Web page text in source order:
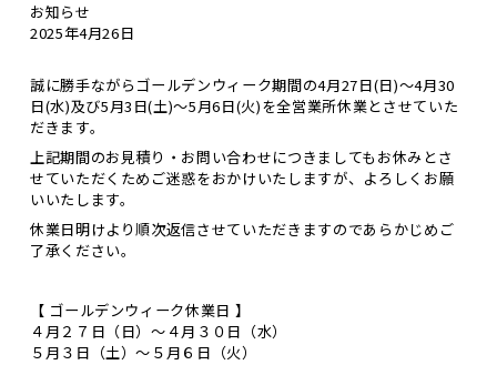
お知らせ
2025年4月26日
誠に勝手ながらゴールデンウィーク期間の4月27日(日)～4月30
日(水)及び5月3日(土)～5月6日(火)を全営業所休業とさせていた
だきます。
上記期間のお見積り・お問い合わせにつきましてもお休みとさ
せていただくためご迷惑をおかけいたしますが、よろしくお願
いいたします。
休業日明けより順次返信させていただきますのであらかじめご
了承ください。
【 ゴールデンウィーク休業日 】
４月２７日（日）～４月３０日（水）
５月３日（土）～５月６日（火）